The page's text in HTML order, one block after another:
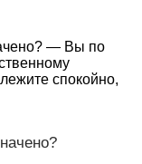
— Вы по
спокойно,